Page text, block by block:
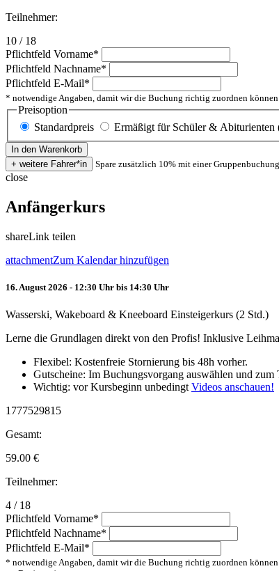
Teilnehmer:
10 / 18
Pflichtfeld Vorname*
Pflichtfeld Nachname*
Pflichtfeld E-Mail*
* notwendige Angaben, damit wir die Buchung richtig zuordnen können
Preisoption
Standardpreis
Ermäßigt für Schüler & Abiturienten
Spare zusätzlich 10% mit einer
close
Anfängerkurs
shareLink teilen
attachmentZum Kalendar hinzufügen
16. August 2026 - 12:30 Uhr bis 14:30 Uhr
Wasserski, Wakeboard & Kneeboard Einsteigerkurs (2 Std.)
Lerne die Grundlagen direkt von den Profis! Inklusive
Flexibel: Kostenfreie Stornierung bis 48h vorher.
Gutscheine: Im Buchungsvorgang auswählen und zum
Wichtig: vor Kursbeginn unbedingtVideos anschauen!
1777529815
Gesamt:
59.00 €
Teilnehmer:
4 / 18
Pflichtfeld Vorname*
Pflichtfeld Nachname*
Pflichtfeld E-Mail*
* notwendige Angaben, damit wir die Buchung richtig zuordnen können